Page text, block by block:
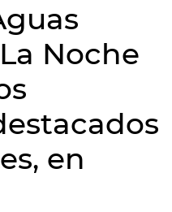
Noche
en